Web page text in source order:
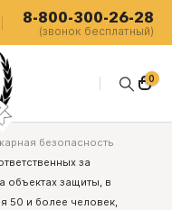
8-800-300-26-28
(звонок бесплатный)
0
безопасность
за
объектах защиты, в
50 и более человек,